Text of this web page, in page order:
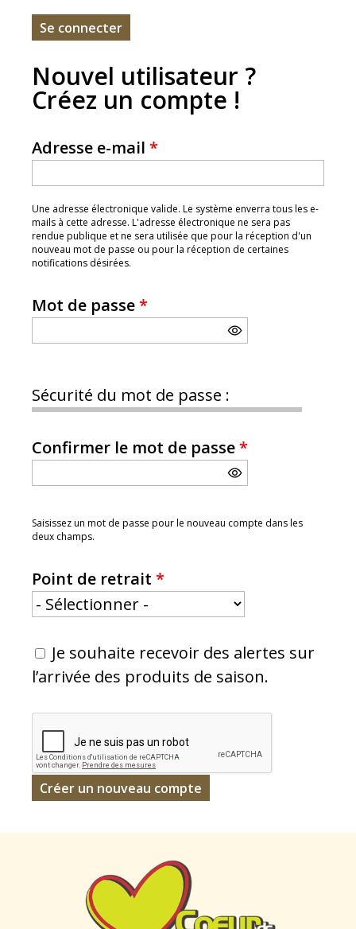
Nouvel utilisateur ?
Créez un compte !
Adresse e-mail *
Une adresse électronique valide. Le système enverra tous les e-
mails à cette adresse. L'adresse électronique ne sera pas
rendue publique et ne sera utilisée que pour la réception d'un
nouveau mot de passe ou pour la réception de certaines
notifications désirées.
Mot de passe*
Sécurité du mot de passe :
Confirmer le mot de passe*
Saisissez un mot de passe pour le nouveau compte dans les
deux champs.
Point de retrait *
Je souhaite recevoir des alertes sur
l’arrivée des produits de saison.